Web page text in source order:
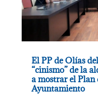
El PP de Olías
“cinismo” de la
a mostrar el Plan
Ayuntamiento